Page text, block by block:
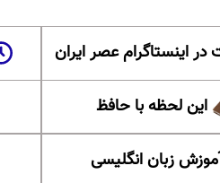
اینستاگرام عصر ایران
این لحظه با حافظ
زبان انگلیسی